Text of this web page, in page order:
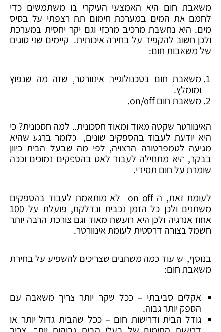
משאבת חום היא האמצעי העיקרי בו משתמשים כדי
לחמם את המים במערכת חימום תת רצפתי על בסיס
מים. היא נחשבת מרכיב מרכזי וגם יקר יחסית במערכת
ולכן חשוב להקפיד על בחירה איכותית. קיימים שני סוגים
של משאבות חום:
משאבת חום בטכנולוגיית אינוורטר, שזה מה שנפוץ
ומומלץ.
משאבת חום on/off.
האינוורטר שקטה מאוד ומאוד חסכונית.. למה חסכונית? כי
היא יודעת לעבוד בהספקים שונים, כלומר ברגע שהיא
מגיעה לטמפרטורה הרצויה, לפי מה שבעל הבית כיוון
בבקר, היא מתחילה לעבוד לאט בהספקים נמוכים וככה
שומרת על חום תמידי.
לעומת זאת, ה on off לא מותאמת לעבוד בהספקים
משתנים ולכן כל הזמן נכבית ונדלקת, פועלת על 100
אחוז אנרגיה ולכן היא רועשת מאוד וגם צורכת הרבה יותר
חשמל בצורה דרסטית לעומת אינוורטר.
בנוסף, יש עוד כמה משתנים שצריכים להשפיע על בחירת
משאבת חום:
אקלים סביבתי – ככל שקר יותר צריך משאבה עם
הספק יותר גבוה.
גודל הבית ודרישות חום – ככל שהבית גדול יותר או